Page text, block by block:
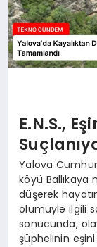
E.N.S.,
Yalova
köyü Ballıkaya
düşerek
ölümüyle ilgili
sonucunda,
şüphelinin eşini